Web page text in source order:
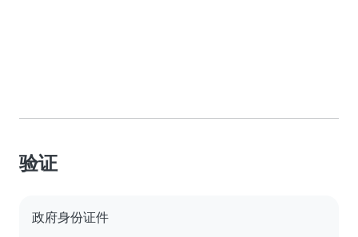
验证
政府身份证件